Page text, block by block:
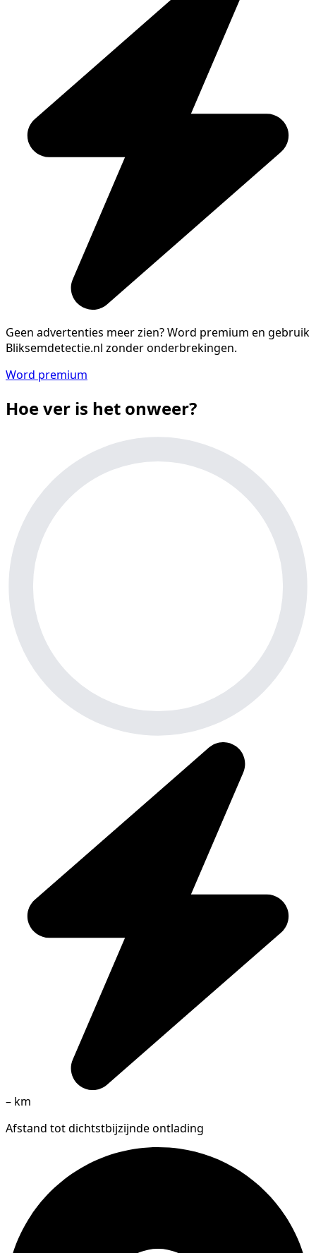
Geen advertenties meer zien?Word premium en gebruik
Bliksemdetectie.nl zonder onderbrekingen.
Word premium
Hoe ver is het onweer?
– km
Afstand tot dichtstbijzijnde ontlading